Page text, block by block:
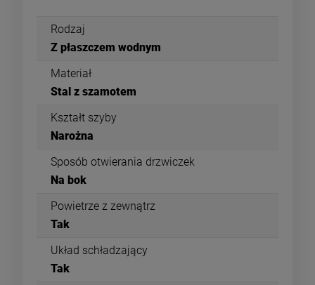
Rodzaj
Z płaszczem wodnym
Materiał
Stal z szamotem
Kształt szyby
Narożna
Sposób otwierania drzwiczek
Na bok
Powietrze z zewnątrz
Tak
Układ schładzający
Tak